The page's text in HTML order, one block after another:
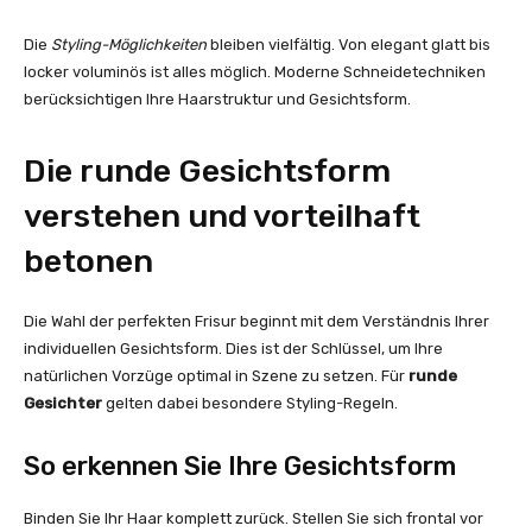
Die Styling-Möglichkeiten bleiben vielfältig. Von elegant glatt bis
locker voluminös ist alles möglich. Moderne Schneidetechniken
berücksichtigen Ihre Haarstruktur und Gesichtsform.
Die runde Gesichtsform
verstehen und vorteilhaft
betonen
Die Wahl der perfekten Frisur beginnt mit dem Verständnis Ihrer
individuellen Gesichtsform. Dies ist der Schlüssel, um Ihre
natürlichen Vorzüge optimal in Szene zu setzen. Für runde
Gesichter gelten dabei besondere Styling-Regeln.
So erkennen Sie Ihre Gesichtsform
Binden Sie Ihr Haar komplett zurück. Stellen Sie sich frontal vor